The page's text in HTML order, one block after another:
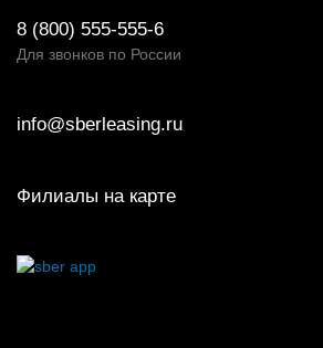
8 (800) 555-555-6
Для звонков по России
info@sberleasing.ru
Филиалы на карте